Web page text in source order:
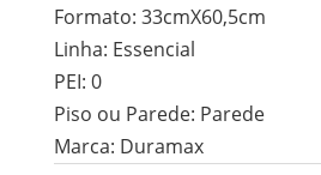
Formato: 33cmX60,5cm
Linha: Essencial
PEI: 0
Piso ou Parede: Parede
Marca: Duramax